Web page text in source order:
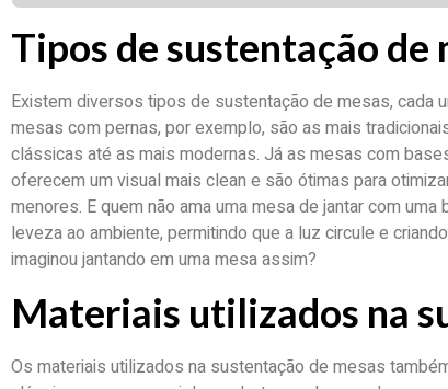
Tipos de sustentação de
Existem diversos tipos de sustentação de mesas, cada
mesas com pernas, por exemplo, são as mais
clássicas até as mais modernas. Já as mesas com
oferecem um visual mais clean e são ótimas para
menores. E quem não ama uma mesa de jantar com
leveza ao ambiente, permitindo que a luz circule e
imaginou jantando em uma mesa assim?
Materiais utilizados na
Os materiais utilizados na sustentação de mesas